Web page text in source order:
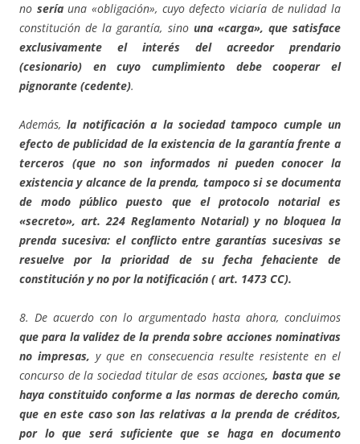
no seríauna «obligación», cuyo defecto viciaría de nulidad la
constitución de la garantía, sino una «carga», que satisface
exclusivamente el interés del acreedor prendario
(cesionario) en cuyo cumplimiento debe cooperar el
pignorante (cedente).
Además,la notificación a la sociedad tampoco cumple un
efecto de publicidad de la existencia de la garantía frente a
terceros (que no son informados ni pueden conocer la
existencia y alcance de la prenda, tampoco si se documenta
de modo público puesto que el protocolo notarial es
«secreto», art. 224 Reglamento Notarial) y no bloquea la
prenda sucesiva: el conflicto entre garantías sucesivas se
resuelve por la prioridad de su fecha fehaciente de
constitución y no por la notificación ( art. 1473 CC).
8. De acuerdo con lo argumentado hasta ahora, concluimos
que para la validez de la prenda sobre acciones nominativas
no impresas, y que en consecuencia resulte resistente en el
concurso de la sociedad titular de esas acciones, basta que se
haya constituido conforme a las normas de derecho común,
que en este caso son las relativas a la prenda de créditos,
por lo que será suficiente que se haga en documento